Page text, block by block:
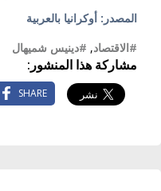
المصدر: أوكرانيا بالعربية
#الاقتصاد, #دينيس شميهال
مشاركة هذا المنشور:
SHARE